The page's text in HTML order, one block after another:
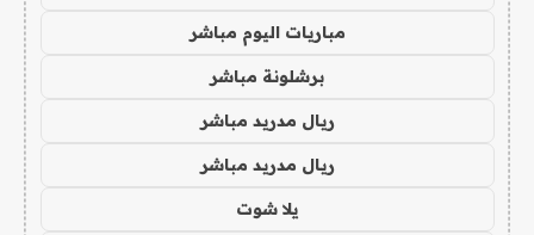
مباريات اليوم مباشر
برشلونة مباشر
ريال مدريد مباشر
ريال مدريد مباشر
يلا شوت